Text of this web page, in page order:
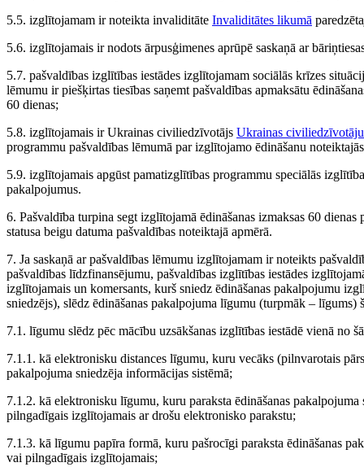
5.5. izglītojamam ir noteikta invaliditāte Invaliditātes likumā
5.6. izglītojamais ir nodots ārpusģimenes aprūpē saskaņā ar
5.7. pašvaldības izglītības iestādes izglītojamam sociālās krīzes
lēmumu ir piešķirtas tiesības saņemt pašvaldības apmaksātu
60 dienas;
5.8. izglītojamais ir Ukrainas civiliedzīvotājs Ukrainas
programmu pašvaldības lēmumā par izglītojamo ēdināšanu
5.9. izglītojamais apgūst pamatizglītības programmu speciālās
pakalpojumus.
6. Pašvaldība turpina segt izglītojamā ēdināšanas izmaksas 60
statusa beigu datuma pašvaldības noteiktajā apmērā.
7. Ja saskaņā ar pašvaldības lēmumu izglītojamam ir noteikts
pašvaldības līdzfinansējumu, pašvaldības izglītības iestādes
izglītojamais un komersants, kurš sniedz ēdināšanas pakalpojumu
sniedzējs), slēdz ēdināšanas pakalpojuma līgumu (turpmāk – līgums)
7.1. līgumu slēdz pēc mācību uzsākšanas izglītības iestādē vienā no
7.1.1. kā elektronisku distances līgumu, kuru vecāks (pilnvarotais
pakalpojuma sniedzēja informācijas sistēmā;
7.1.2. kā elektronisku līgumu, kuru paraksta ēdināšanas
pilngadīgais izglītojamais ar drošu elektronisko parakstu;
7.1.3. kā līgumu papīra formā, kuru pašrocīgi paraksta ēdināšanas
vai pilngadīgais izglītojamais;